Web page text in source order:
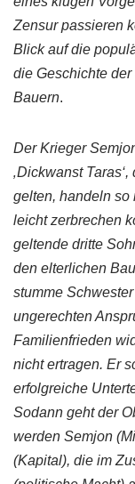
Zensur passieren
Blick auf die
die Geschichte
Bauern.
Der Krieger
‚Dickwanst
gelten, handeln so
leicht zerbrechen
geltende dritte
den elterlichen
stumme
ungerechten
Familienfrieden
nicht ertragen. Er
erfolgreiche
Sodann geht der
werden Semjon
(Kapital), die im